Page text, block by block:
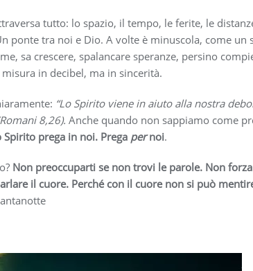
tutto: lo spazio, il tempo, le ferite, le
ponte tra noi e Dio. A volte è minuscola, come un
sa crescere, spalancare speranze, persino
in decibel, ma in sincerità.
“Lo Spirito viene in aiuto alla nostra
8,26). Anche quando non sappiamo come
Spirito prega in noi. Prega pernoi.
Non preoccuparti se non trovi le parole. Non
il cuore. Perché con il cuore non si può